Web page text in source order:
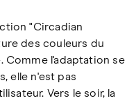
"Circadian
des couleurs du
Comme l'adaptation se
elle n'est pas
Vers le soir, la